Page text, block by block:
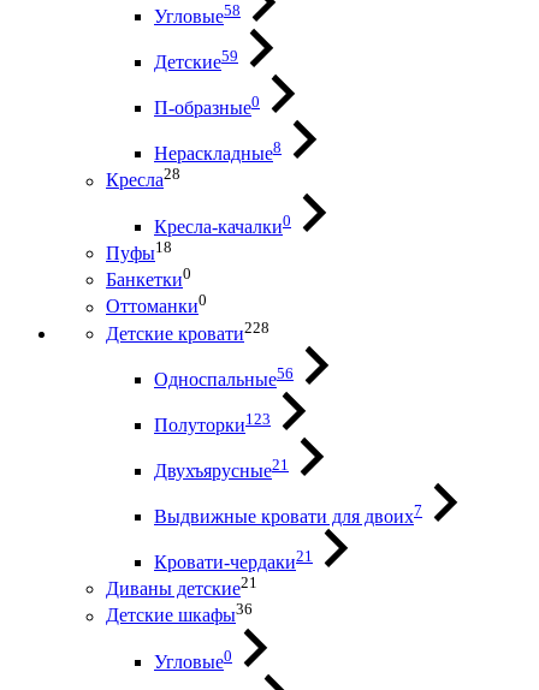
Угловые58
Детские59
П-образные0
Нераскладные8
Кресла28
Кресла-качалки0
Пуфы18
Банкетки0
Оттоманки0
Детские кровати228
Односпальные56
Полуторки123
Двухъярусные21
Выдвижные кровати для двоих7
Кровати-чердаки21
Диваны детские21
Детские шкафы36
Угловые0